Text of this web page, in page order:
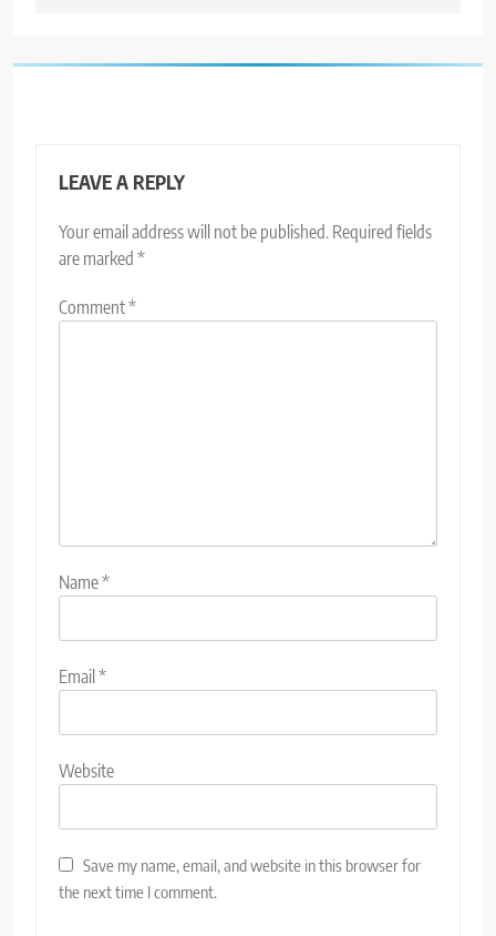
LEAVE A REPLY
Your email address will not be published. Required fields
are marked *
Comment*
Name*
Email*
Website
Save my name, email, and website in this browser for
the next time I comment.